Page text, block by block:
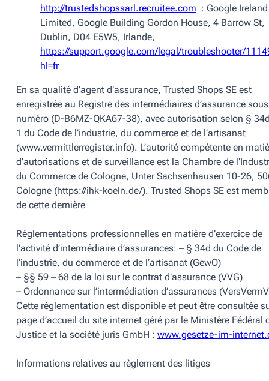
http://trustedshopssarl.recruitee.com : Google Ireland
Limited, Google Building Gordon House, 4 Barrow St,
Dublin, D04 E5W5, Irlande,
https://support.google.com/legal/troubleshooter/
hl=fr
En sa qualité d’agent d’assurance, Trusted Shops SE est
enregistrée au Registre des intermédiaires d’assurance
numéro (D-B6MZ-QKA67-38), avec autorisation selon §
1 du Code de l’industrie, du commerce et de l’artisanat
(www.vermittlerregister.info). L’autorité compétente en
d’autorisations et de surveillance est la Chambre de
du Commerce de Cologne, Unter Sachsenhausen 10-26,
Cologne (https://ihk-koeln.de/). Trusted Shops SE est
de cette dernière
Réglementations professionnelles en matière d’exercice de
l’activité d’intermédiaire d’assurances: – § 34d du Code de
l’industrie, du commerce et de l’artisanat (GewO)
– §§ 59 – 68 de la loi sur le contrat d’assurance (VVG)
– Ordonnance sur l’intermédiation d’assurances
Cette réglementation est disponible et peut être consultée
page d’accueil du site internet géré par le Ministère Fédéral
Justice et la société juris GmbH : www.gesetze-im-
Informations relatives au règlement des litiges